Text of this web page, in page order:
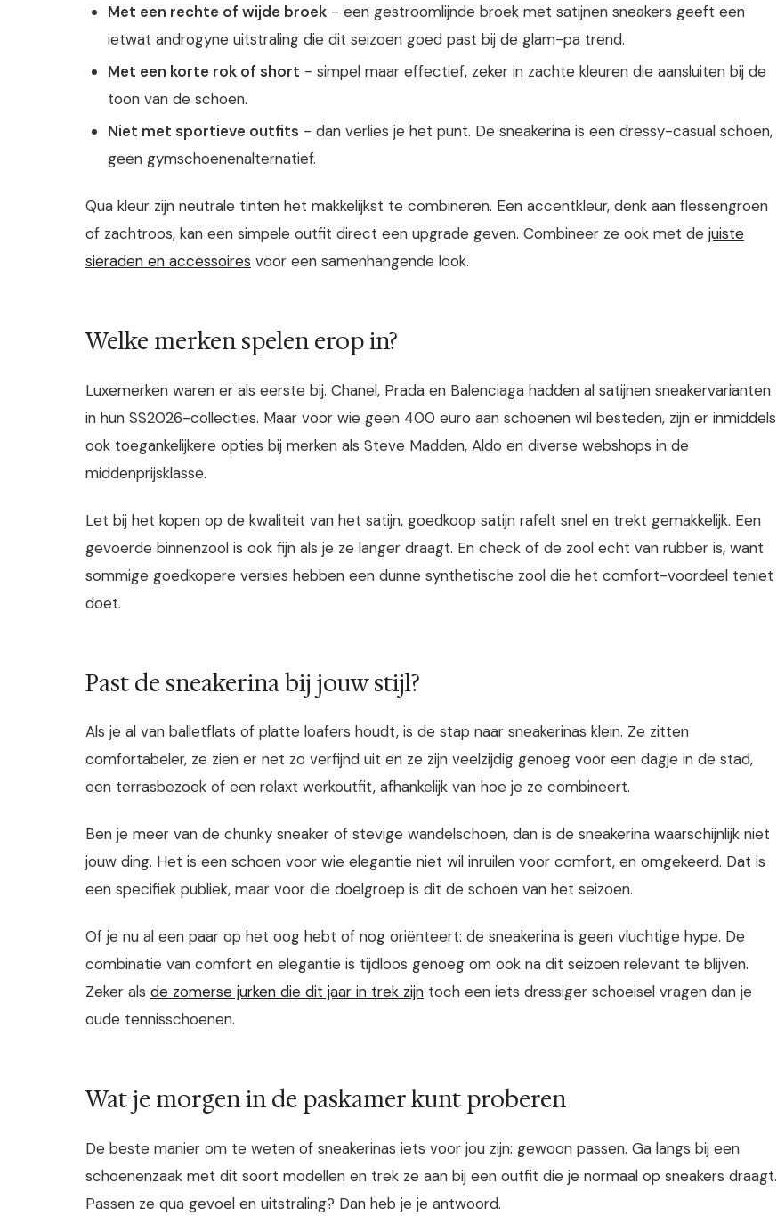
Met een rechte of wijde broek - een gestroomlijnde broek met satijnen sneakers geeft een
ietwat androgyne uitstraling die dit seizoen goed past bij de glam-pa trend.
Met een korte rok of short - simpel maar effectief, zeker in zachte kleuren die aansluiten bij de
toon van de schoen.
Niet met sportieve outfits - dan verlies je het punt. De sneakerina is een dressy-casual schoen,
geen gymschoenenalternatief.
Qua kleur zijn neutrale tinten het makkelijkst te combineren. Een accentkleur, denk aan flessengroen
of zachtroos, kan een simpele outfit direct een upgrade geven. Combineer ze ook met de juiste
sieraden en accessoires voor een samenhangende look.
Welke merken spelen erop in?
Luxemerken waren er als eerste bij. Chanel, Prada en Balenciaga hadden al satijnen sneakervarianten
in hun SS2026-collecties. Maar voor wie geen 400 euro aan schoenen wil besteden, zijn er inmiddels
ook toegankelijkere opties bij merken als Steve Madden, Aldo en diverse webshops in de
middenprijsklasse.
Let bij het kopen op de kwaliteit van het satijn, goedkoop satijn rafelt snel en trekt gemakkelijk. Een
gevoerde binnenzool is ook fijn als je ze langer draagt. En check of de zool echt van rubber is, want
sommige goedkopere versies hebben een dunne synthetische zool die het comfort-voordeel teniet
doet.
Past de sneakerina bij jouw stijl?
Als je al van balletflats of platte loafers houdt, is de stap naar sneakerinas klein. Ze zitten
comfortabeler, ze zien er net zo verfijnd uit en ze zijn veelzijdig genoeg voor een dagje in de stad,
een terrasbezoek of een relaxt werkoutfit, afhankelijk van hoe je ze combineert.
Ben je meer van de chunky sneaker of stevige wandelschoen, dan is de sneakerina waarschijnlijk niet
jouw ding. Het is een schoen voor wie elegantie niet wil inruilen voor comfort, en omgekeerd. Dat is
een specifiek publiek, maar voor die doelgroep is dit de schoen van het seizoen.
Of je nu al een paar op het oog hebt of nog oriënteert: de sneakerina is geen vluchtige hype. De
combinatie van comfort en elegantie is tijdloos genoeg om ook na dit seizoen relevant te blijven.
Zeker als de zomerse jurken die dit jaar in trek zijn toch een iets dressiger schoeisel vragen dan je
oude tennisschoenen.
Wat je morgen in de paskamer kunt proberen
De beste manier om te weten of sneakerinas iets voor jou zijn: gewoon passen. Ga langs bij een
schoenenzaak met dit soort modellen en trek ze aan bij een outfit die je normaal op sneakers draagt.
Passen ze qua gevoel en uitstraling? Dan heb je je antwoord.